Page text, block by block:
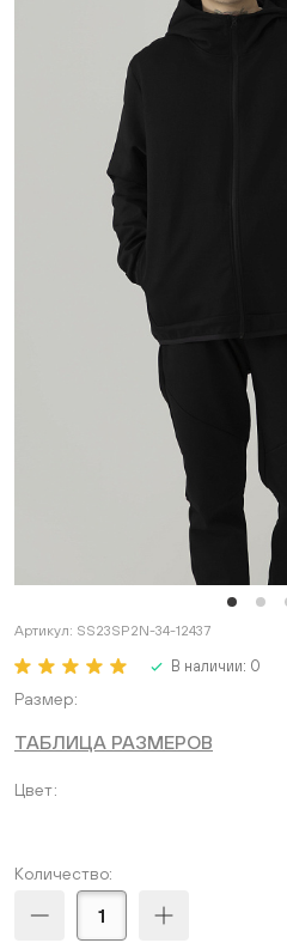
Артикул: SS23SP2N-34-12437
В наличии: 0
Размер
ТАБЛИЦА РАЗМЕРОВ
Цвет
Количество: